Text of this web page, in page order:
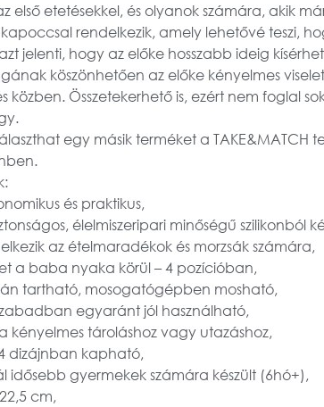
első etetésekkel, és olyanok számára, akik
rendelkezik, amely lehetővé teszi,
jelenti, hogy az előke hosszabb ideig
köszönhetően az előke kényelmes
közben. Összetekerhető is, ezért nem foglal
egy másik terméket a
és praktikus,
élelmiszeripari minőségű szilikonból
az ételmaradékok és morzsák számára,
a baba nyaka körül – 4 pozícióban,
tartható, mosogatógépben mosható,
egyaránt jól használható,
kényelmes tároláshoz vagy utazáshoz,
4 dizájnban kapható,
idősebb gyermekek számára készült (6hó+),
cm,